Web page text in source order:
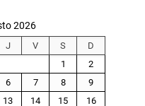
2026
J V S
D
1
2
6 7 8
9
13 14 15 16